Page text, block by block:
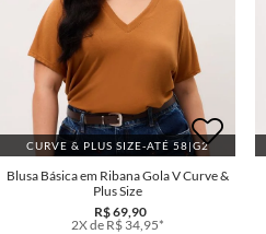
CURVE & PLUS SIZE-ATÉ 58|G2
Blusa Básica em Ribana Gola V Curve &
Plus Size
R$ 69,90
2X de R$ 34,95*